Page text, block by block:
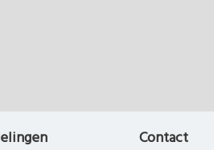
Contact